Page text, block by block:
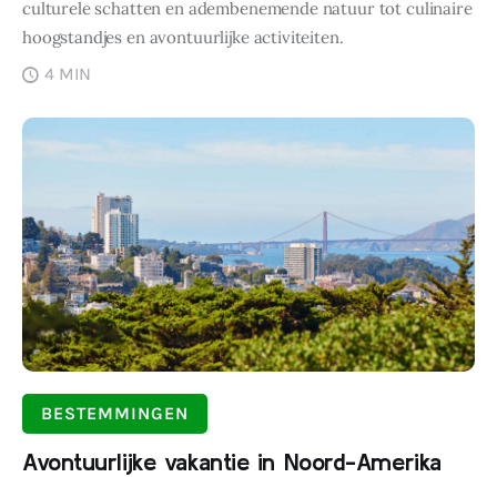
culturele schatten en adembenemende natuur tot culinaire
hoogstandjes en avontuurlijke activiteiten.
4 MIN
BESTEMMINGEN
Avontuurlijke vakantie in Noord-Amerika